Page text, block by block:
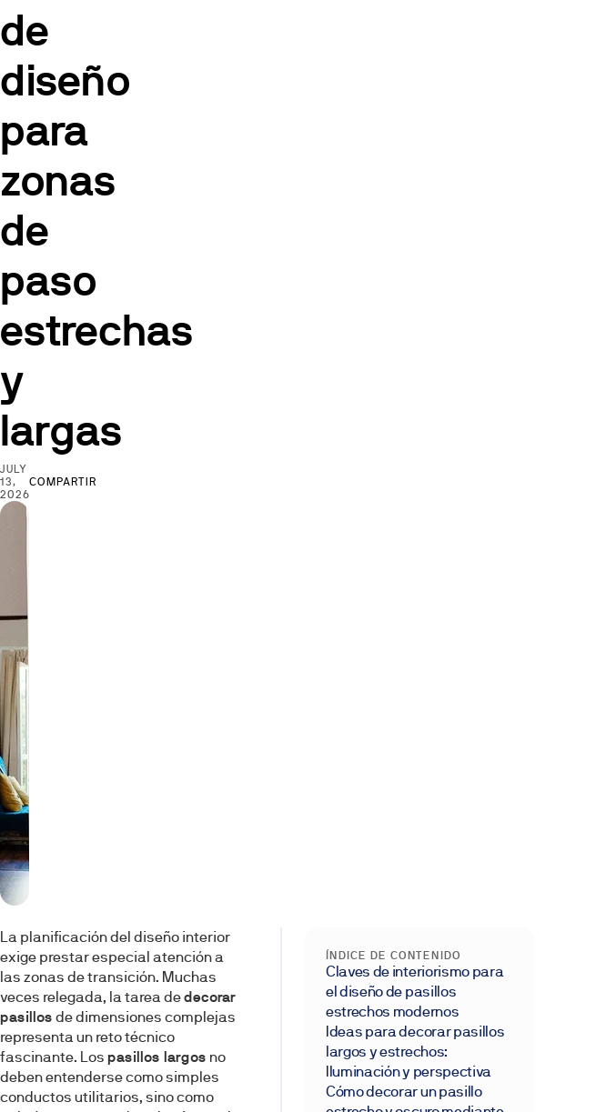
de
diseño
para
zonas
de
paso
estrechas
y
largas
JULY
13,
2026
COMPARTIR
La planificación del diseño interior
exige prestar especial atención a
las zonas de transición. Muchas
veces relegada, la tarea dedecorar
pasillos de dimensiones complejas
representa un reto técnico
fascinante. Los pasillos largos no
deben entenderse como simples
conductos utilitarios, sino como
ÍNDICE DE CONTENIDO
Claves de interiorismo para
el diseño de pasillos
estrechos modernos
Ideas para decorar pasillos
largos y estrechos:
Iluminación y perspectiva
Cómo decorar un pasillo